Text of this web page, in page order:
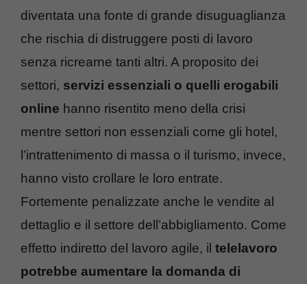
diventata una fonte di grande disuguaglianza
che rischia di distruggere posti di lavoro
senza ricrearne tanti altri. A proposito dei
settori, servizi essenziali o quelli erogabili
online hanno risentito meno della crisi
mentre settori non essenziali come gli hotel,
l’intrattenimento di massa o il turismo, invece,
hanno visto crollare le loro entrate.
Fortemente penalizzate anche le vendite al
dettaglio e il settore dell’abbigliamento. Come
effetto indiretto del lavoro agile, il telelavoro
potrebbe aumentare la domanda di